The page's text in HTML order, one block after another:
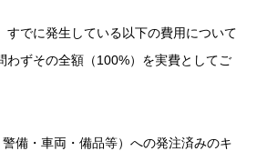
すでに発生している以下の費用について
わずその全額（100%）を実費としてご
備・車両・備品等）への発注済みのキ